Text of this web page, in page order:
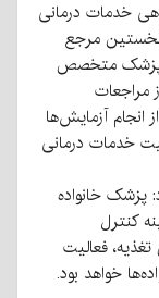
خدمات درمانی
مرجع
پزشک متخصص
مراجعات
آزمایش‌ها
خدمات درمانی
پزشک خانواده
کنترل
فعالیت
خواهد بود.